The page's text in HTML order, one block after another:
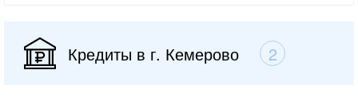
Кредиты в г. Кемерово 2